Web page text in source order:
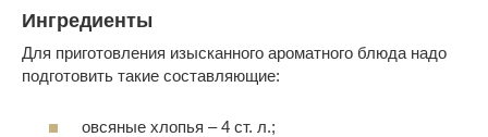
Ингредиенты
Для приготовления изысканного ароматного блюда надо
подготовить такие составляющие:
овсяные хлопья – 4 ст. л.;